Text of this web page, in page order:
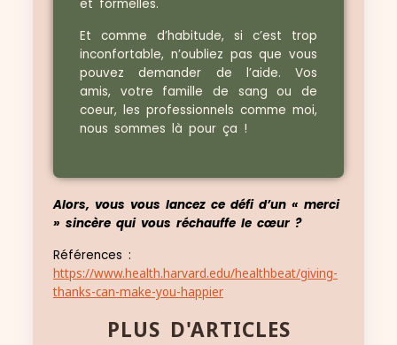
et formelles.
Et comme d’habitude, si c’est trop
inconfortable, n’oubliez pas que vous
pouvez demander de l’aide. Vos
amis, votre famille de sang ou de
coeur, les professionnels comme moi,
nous sommes là pour ça !
Alors, vous vous lancez ce défi d’un « merci
» sincère qui vous réchauffe le cœur ?
Références :
https://www.health.harvard.edu/healthbeat/giving-
thanks-can-make-you-happier
PLUS D'ARTICLES